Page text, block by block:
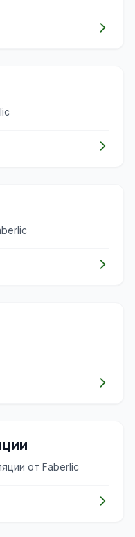
от Faberlic